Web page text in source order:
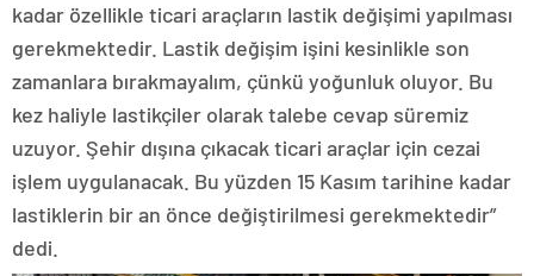
kadar özellikle ticari araçların lastik değişimi yapılması
gerekmektedir. Lastik değişim işini kesinlikle son
zamanlara bırakmayalım, çünkü yoğunluk oluyor. Bu
kez haliyle lastikçiler olarak talebe cevap süremiz
uzuyor. Şehir dışına çıkacak ticari araçlar için cezai
işlem uygulanacak. Bu yüzden 15 Kasım tarihine kadar
lastiklerin bir an önce değiştirilmesi gerekmektedir”
dedi.